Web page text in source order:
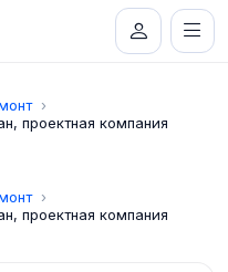
проектная компания
проектная компания